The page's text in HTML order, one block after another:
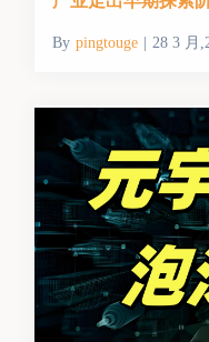
By pingtouge | 28 3 月